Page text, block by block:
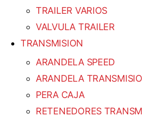
TRAILER VARIOS
VALVULA TRAILER
TRANSMISION
ARANDELA SPEED
ARANDELA
PERA CAJA
RETENEDORES